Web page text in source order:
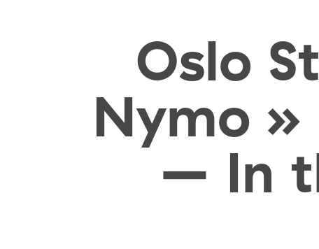
Oslo
Nymo
– In